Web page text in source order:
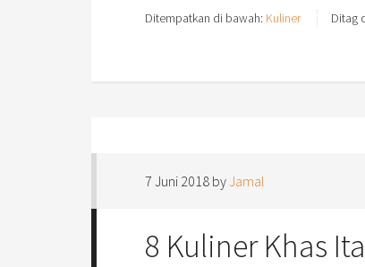
Ditempatkan di bawah: Kuliner Ditag
7 Juni 2018 byJamal
8 Kuliner Khas